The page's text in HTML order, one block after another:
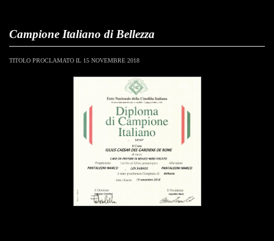
Campione Italiano di Bellezza
TITOLO PROCLAMATO IL 15 NOVEMBRE 2018